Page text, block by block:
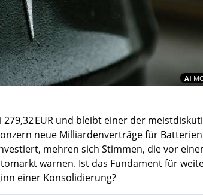
AI
EUR und bleibt einer der
neue Milliardenverträge für Batterien
mehren sich Stimmen, die vor
warnen. Ist das Fundament für
einer Konsolidierung?